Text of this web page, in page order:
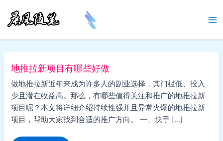
容
地推拉新项目有哪些好做
做地推拉新近年来成为许多人的副业选择，其门槛低、投入
少且潜在收益高。那么，有哪些值得关注和推广的地推拉新
项目呢？本文将详细介绍持续性强并且异常火爆的地推拉新
项目，帮助大家找到合适的推广方向。 一、快手 […]